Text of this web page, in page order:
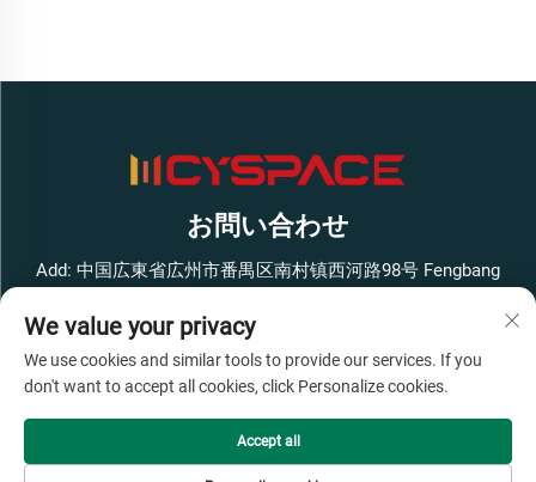
お問い合わせ
Add: 中国広東省広州市番禺区南村镇西河路98号 Fengbang
電話番号： +86-13316062192
メールアドレス：[email protected]
著作権 © 広州Cyspace知能設備有限公司、すべての権利を保
We value your privacy
We use cookies and similar tools to provide our services. If you
don't want to accept all cookies, click Personalize cookies.
Accept all